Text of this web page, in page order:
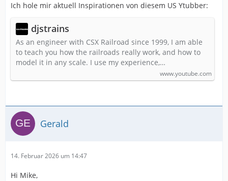
Ich hole mir aktuell Inspirationen von diesem US Ytubber:
djstrains
As an engineer with CSX Railroad since 1999, I am able
to teach you how the railroads really work, and how to
model it in any scale. I use my experience,…
www.youtube.com
Gerald
14. Februar 2026 um 14:47
Hi Mike,